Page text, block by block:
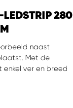
LEDSTRIP 280
naast
Met de
ver en breed